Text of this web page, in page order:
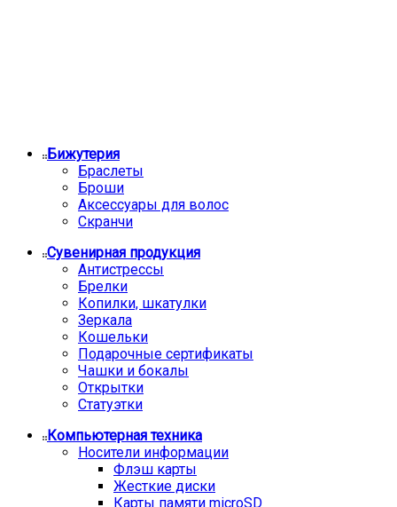
Бижутерия
Браслеты
Броши
Аксессуары для волос
Скранчи
Сувенирная продукция
Антистрессы
Брелки
Копилки, шкатулки
Зеркала
Кошельки
Подарочные сертификаты
Чашки и бокалы
Открытки
Статуэтки
Компьютерная техника
Носители информации
Флэш карты
Жесткие диски
Карты памяти microSD